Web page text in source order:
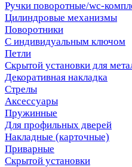
Ручки поворотные/wc-
Цилиндровые механизмы
Поворотники
С индивидуальным ключом
Петли
Скрытой установки для
Декоративная накладка
Стрелы
Аксессуары
Пружинные
Для профильных дверей
Накладные (карточные)
Приварные
Скрытой установки